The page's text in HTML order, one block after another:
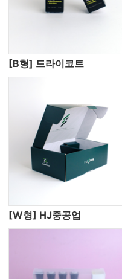
[B형] 드라이코트
[W형] HJ중공업